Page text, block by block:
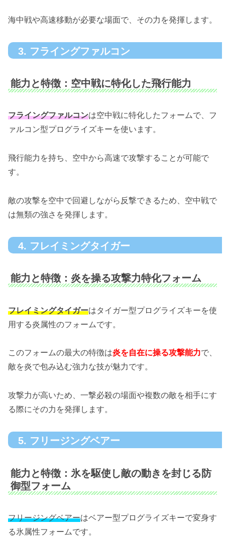
海中戦や高速移動が必要な場面で、その力を発揮します。
3. フライングファルコン
能力と特徴：空中戦に特化した飛行能力
フライングファルコンは空中戦に特化したフォームで、フ
ァルコン型プログライズキーを使います。
飛行能力を持ち、空中から高速で攻撃することが可能で
す。
敵の攻撃を空中で回避しながら反撃できるため、空中戦で
は無類の強さを発揮します。
4. フレイミングタイガー
能力と特徴：炎を操る攻撃力特化フォーム
フレイミングタイガーはタイガー型プログライズキーを使
用する炎属性のフォームです。
このフォームの最大の特徴は炎を自在に操る攻撃能力で、
敵を炎で包み込む強力な技が魅力です。
攻撃力が高いため、一撃必殺の場面や複数の敵を相手にす
る際にその力を発揮します。
5. フリージングベアー
能力と特徴：氷を駆使し敵の動きを封じる防
御型フォーム
フリージングベアーはベアー型プログライズキーで変身す
る氷属性フォームです。